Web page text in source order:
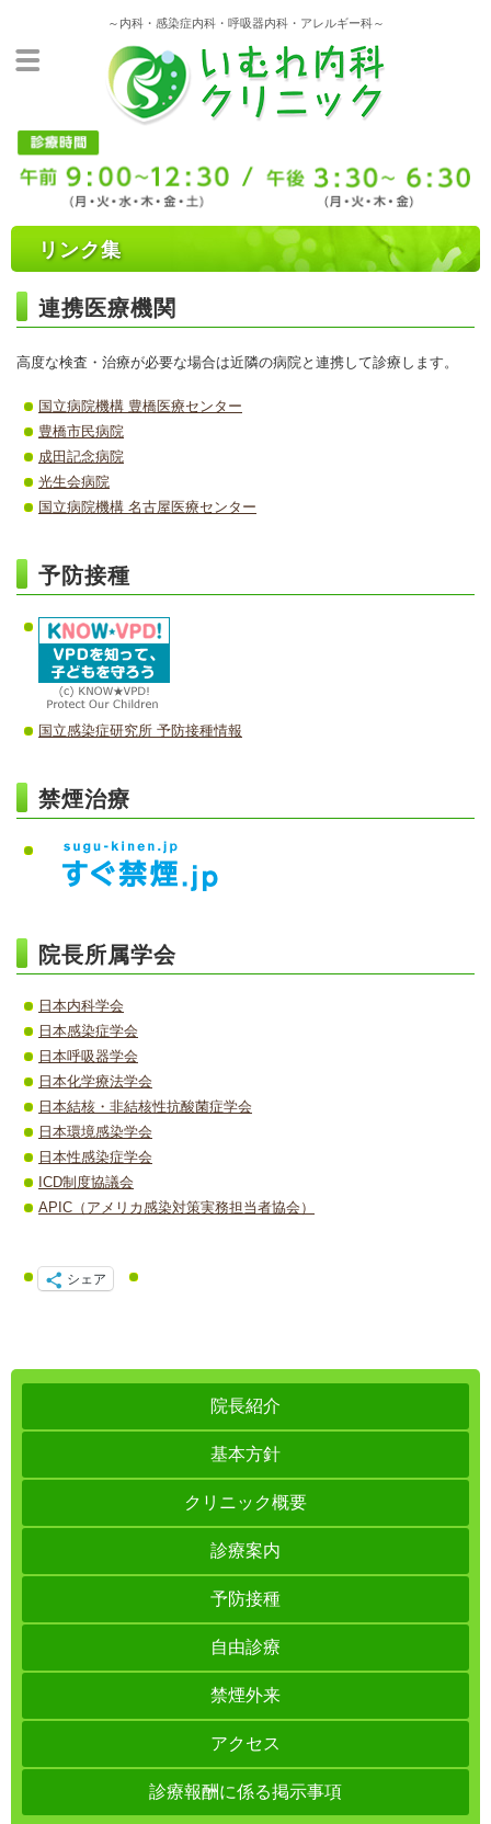
～内科・感染症内科・呼吸器内科・アレルギー科～
リンク集
連携医療機関
高度な検査・治療が必要な場合は近隣の病院と連携して診療します。
国立病院機構 豊橋医療センター
豊橋市民病院
成田記念病院
光生会病院
国立病院機構 名古屋医療センター
予防接種
国立感染症研究所 予防接種情報
禁煙治療
院長所属学会
日本内科学会
日本感染症学会
日本呼吸器学会
日本化学療法学会
日本結核・非結核性抗酸菌症学会
日本環境感染学会
日本性感染症学会
ICD制度協議会
APIC（アメリカ感染対策実務担当者協会）
シェア
院長紹介
基本方針
クリニック概要
診療案内
予防接種
自由診療
禁煙外来
アクセス
診療報酬に係る掲示事項